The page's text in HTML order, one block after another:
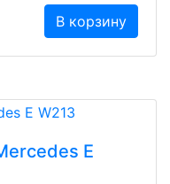
В корзину
E